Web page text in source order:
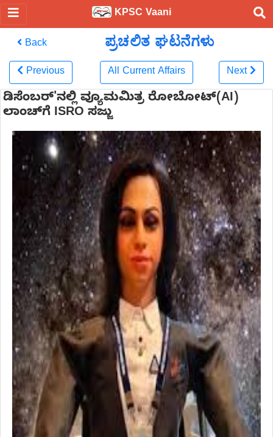
KPSC Vaani
Back ಪ್ರಚಲಿತ ಘಟನೆಗಳು
Previous All Current Affairs Next
ಡಿಸೆಂಬರ್'ನಲ್ಲಿ ವ್ಯೂಮಮಿತ್ರ ರೋಬೋಟ್‌(AI)
ಲಾಂಚ್‌ಗೆ ISRO ಸಜ್ಜು